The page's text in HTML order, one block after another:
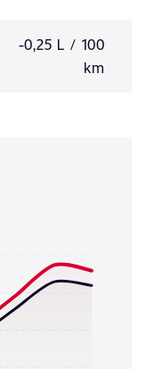
-0,25 L / 100
km